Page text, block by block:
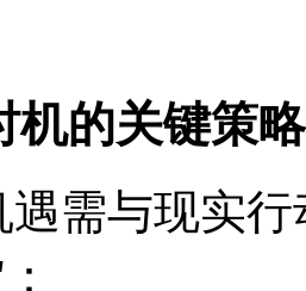
的关键策略
与现实行